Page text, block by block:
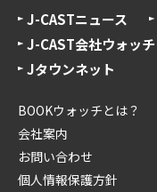
J-CASTニュース
J-CAST会社ウォッチ
Jタウンネット
BOOKウォッチとは？
会社案内
お問い合わせ
個人情報保護方針